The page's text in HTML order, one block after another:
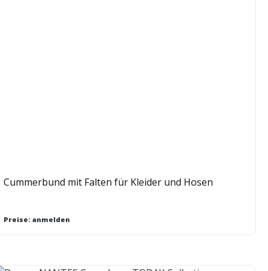
Cummerbund mit Falten für Kleider und Hosen
Preise: anmelden